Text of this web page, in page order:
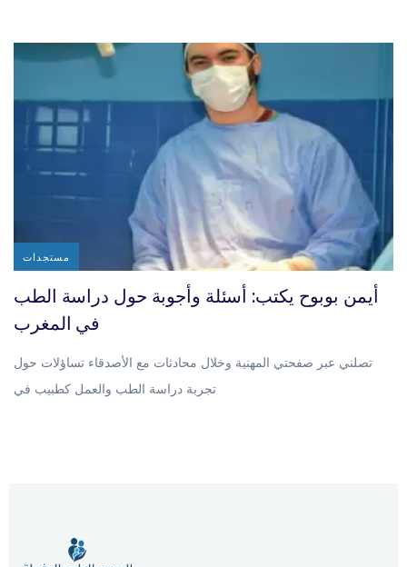
مستجدات
أيمن بوبوح يكتب: أسئلة وأجوبة حول دراسة الطب
في المغرب
تصلني عبر صفحتي المهنية وخلال محادثات مع الأصدقاء تساؤلات حول
تجربة دراسة الطب والعمل كطبيب في